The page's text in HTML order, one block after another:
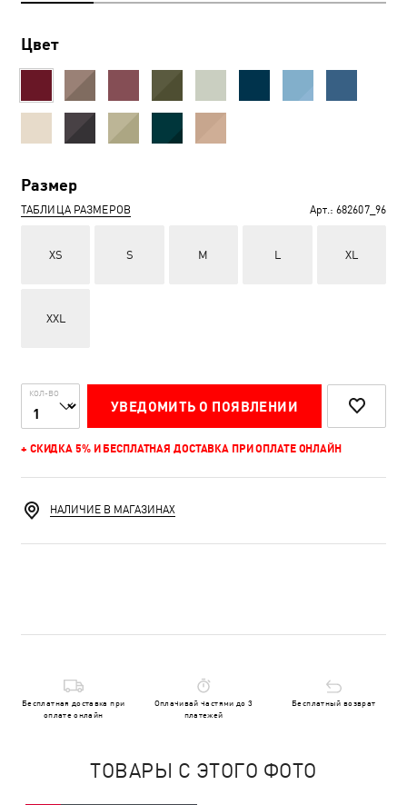
Цвет
Размер
ТАБЛИЦА РАЗМЕРОВ Арт.: 682607_96
XS S M L XL
XXL
КОЛ-ВО
УВЕДОМИТЬ О ПОЯВЛЕНИИ
+ СКИДКА 5% И БЕСПЛАТНАЯ ДОСТАВКА ПРИ ОПЛАТЕ ОНЛАЙН
НАЛИЧИЕ В МАГАЗИНАХ
Бесплатная доставка при
оплате онлайн
Оплачивай частями до 3
платежей
Бесплатный возврат
ТОВАРЫ С ЭТОГО ФОТО